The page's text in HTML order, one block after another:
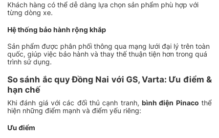
Khách hàng có thể dễ dàng lựa chọn sản phẩm phù hợp với
từng dòng xe.
Hệ thống bảo hành rộng khắp
Sản phẩm được phân phối thông qua mạng lưới đại lý trên toàn
quốc, giúp việc bảo hành và thay thế thuận tiện hơn trong quá
trình sử dụng.
So sánh ắc quy Đồng Nai với GS, Varta: Ưu điểm &
hạn chế
Khi đánh giá với các đối thủ cạnh tranh, bình điện Pinaco thể
hiện những điểm mạnh và điểm yếu riêng:
Ưu điểm